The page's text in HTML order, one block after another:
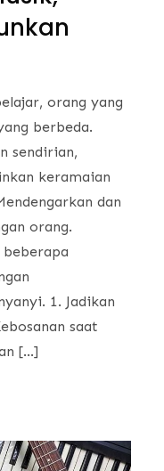
orang yang
berbeda.
sendirian,
keramaian
dan
orang.
1. Jadikan
saat
[…]